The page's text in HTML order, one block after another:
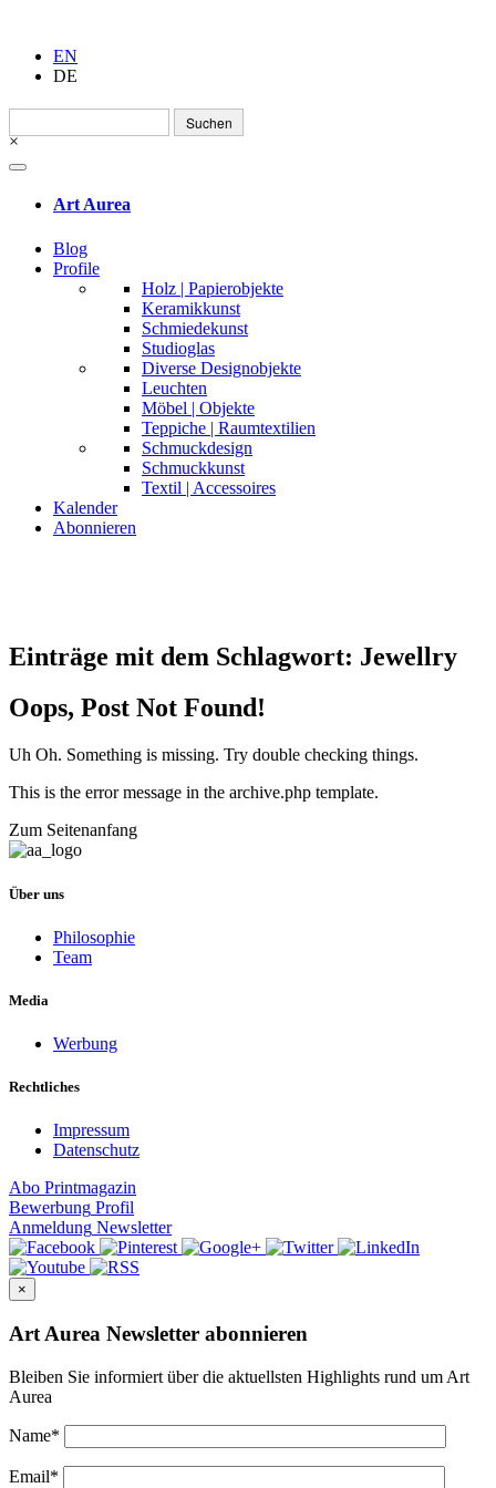
EN
DE
Suchen
nach:
×
Art Aurea
Blog
Profile
Holz | Papierobjekte
Keramikkunst
Schmiedekunst
Studioglas
Diverse Designobjekte
Leuchten
Möbel | Objekte
Teppiche | Raumtextilien
Schmuckdesign
Schmuckkunst
Textil | Accessoires
Kalender
Abonnieren
Einträge mit dem Schlagwort: Jewellry
Oops, Post Not Found!
Uh Oh. Something is missing. Try double checking things.
This is the error message in the archive.php template.
Zum Seitenanfang
Über uns
Philosophie
Team
Media
Werbung
Rechtliches
Impressum
Datenschutz
Abo Printmagazin
Bewerbung Profil
Anmeldung Newsletter
×
Art Aurea Newsletter abonnieren
Bleiben Sie informiert über die aktuellsten Highlights rund um Art
Aurea
Name*
Email*